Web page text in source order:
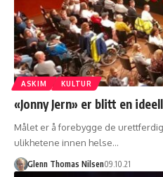
ASKIM KULTUR
«Jonny Jern» er blitt en
Målet er å forebygge de
ulikhetene innen helse…
Glenn Thomas Nilsen09.10.21